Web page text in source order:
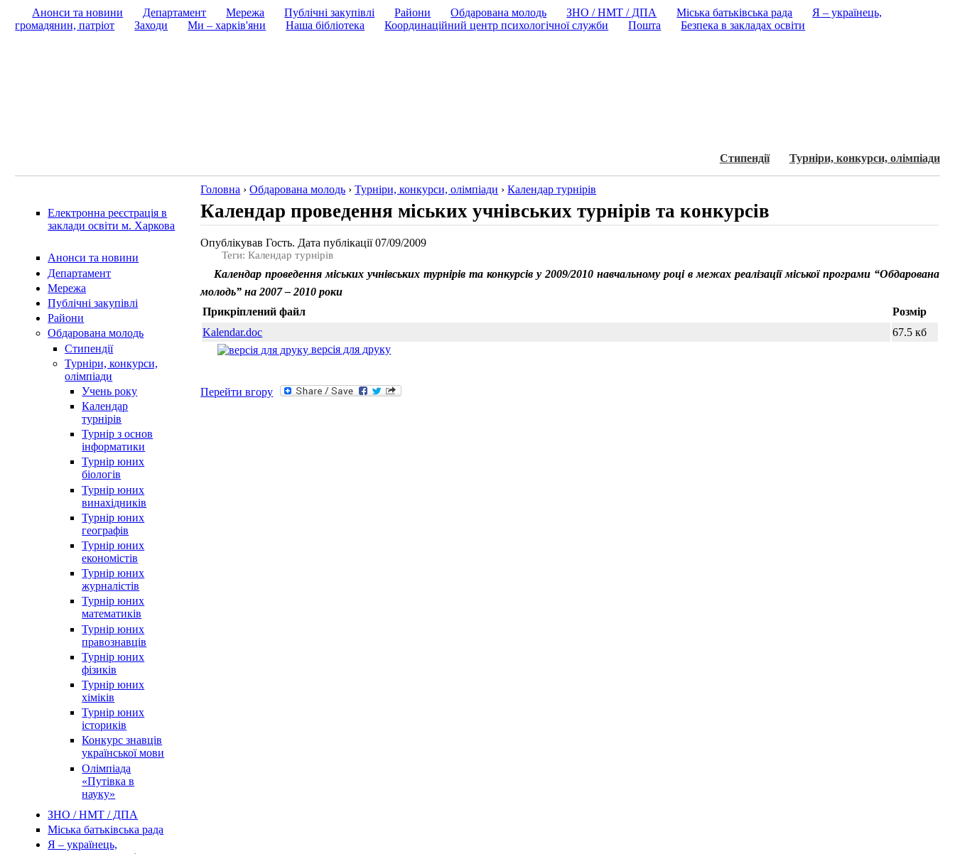
Анонси та новини Департамент Мережа Публічні закупівлі Райони Обдарована молодь ЗНО / НМТ / ДПА Міська батьківська рада
Я – українець,
громадянин, патріот
Заходи Ми – харків'яни Наша бібліотека Координаційний центр психологічної служби Пошта Безпека в закладах освіти
Стипендії Турнiри, конкурси, олiмпiади
Електронна реєстрація в
заклади освіти м. Харкова
Анонси та новини
Департамент
Мережа
Публічні закупівлі
Райони
Обдарована молодь
Стипендії
Турнiри, конкурси,
олiмпiади
Учень року
Календар
турнірів
Турнір з основ
інформатики
Турнір юних
біологів
Турнір юних
винахідників
Турнір юних
географів
Турнір юних
економістів
Турнір юних
журналістів
Турнір юних
математиків
Турнір юних
правознавців
Турнір юних
фізиків
Турнір юних
хіміків
Турнір юних
істориків
Конкурс знавців
української мови
Олімпіада
«Путівка в
науку»
ЗНО / НМТ / ДПА
Міська батьківська рада
Я – українець,
Головна ›Обдарована молодь ›Турнiри, конкурси, олiмпiади ›Календар турнірів
Календар проведення міських учнівських турнірів та конкурсів
Опублікував Гость. Дата публікації 07/09/2009
Теги: Календар турнірів
Календар проведення міських учнівських турнірів та конкурсів у 2009/2010 навчальному році в межах реалізації міської програми “Обдарована
молодь” на 2007 – 2010 роки
Прикріплений файл
Розмір
Kalendar.doc
67.5 кб
версія для друку
Перейти вгору